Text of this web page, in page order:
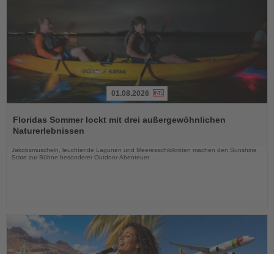
Sie
die
01.08.2026
Floridas Sommer lockt mit drei außergewöhnlichen
Naturerlebnissen
Jakobsmuscheln, leuchtende Lagunen und Meeresschildkröten machen den Sunshine
State zur Bühne besonderer Outdoor-Abenteuer